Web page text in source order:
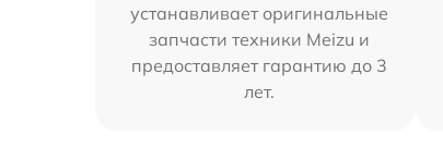
устанавливает оригинальные
запчасти техники Meizu и
предоставляет гарантию до 3
лет.